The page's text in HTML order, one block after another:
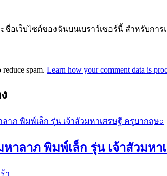
ชื่อเว็บไซต์ของฉันบนเบราว์เซอร์นี้ สำหรับการ
spam. Learn how your comment data is
าลาภ พิมพ์เล็ก รุ่น เจ้าสัวมหา
า